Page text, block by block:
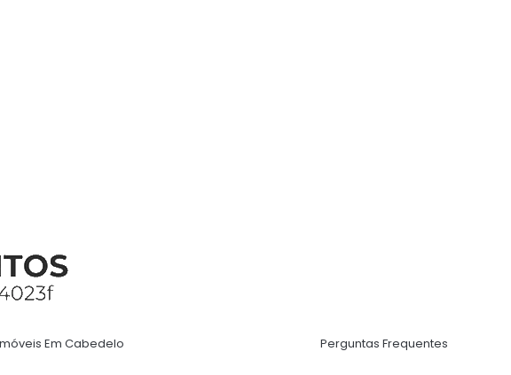
Em Cabedelo Perguntas Frequentes